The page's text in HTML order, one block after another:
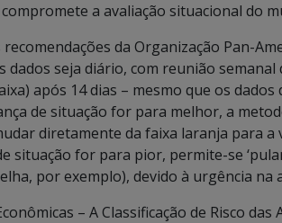
a avaliação situacional do
da Organização Pan-
seja diário, com reunião semanal
após 14 dias – mesmo que os dados
de situação for para melhor, a
diretamente da faixa laranja para a
situação for para pior, permite-se
por exemplo), devido à urgência na
– A Classificação de Risco das